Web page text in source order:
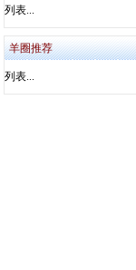
列表...
羊圈推荐
列表...